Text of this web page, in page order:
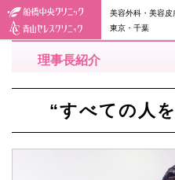
美容外科・美容皮
東京・千葉
理事長紹介
“すべての人